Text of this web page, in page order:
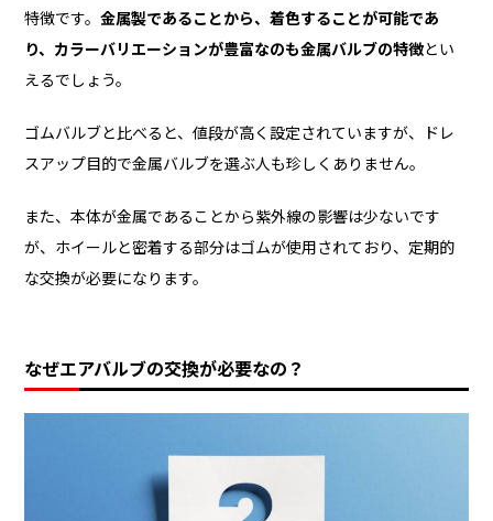
特徴です。金属製であることから、着色することが可能であ
り、カラーバリエーションが豊富なのも金属バルブの特徴とい
えるでしょう。
ゴムバルブと比べると、値段が高く設定されていますが、ドレ
スアップ目的で金属バルブを選ぶ人も珍しくありません。
また、本体が金属であることから紫外線の影響は少ないです
が、ホイールと密着する部分はゴムが使用されており、定期的
な交換が必要になります。
なぜエアバルブの交換が必要なの？